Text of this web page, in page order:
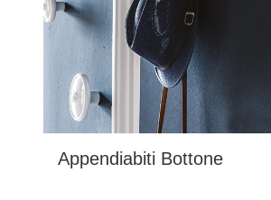
Appendiabiti Bottone